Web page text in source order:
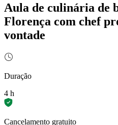
Aula de culinária de
Florença com chef
vontade
Duração
4 h
Cancelamento gratuito